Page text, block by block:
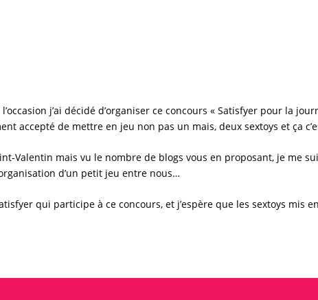
j’ai décidé d’organiser ce concours « Satisfyer pour la
accepté de mettre en jeu non pas un mais, deux sextoys et ça
Valentin mais vu le nombre de blogs vous en proposant, je me
d’un petit jeu entre nous…
qui participe à ce concours, et j’espère que les sextoys mis